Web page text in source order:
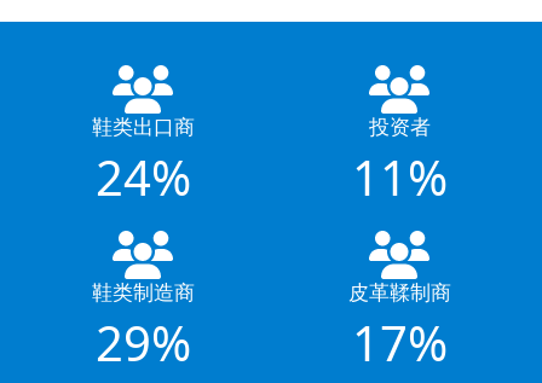
鞋类出口商
24%
投资者
11%
鞋类制造商
29%
皮革鞣制商
17%